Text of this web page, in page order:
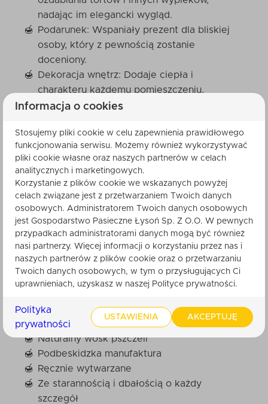
nadając im elegancki wygląd.
Podarunek: Wspaniały prezent dla bliskiej
osoby, który z pewnością zostanie
doceniony.
Dekoracja wnętrz: Dodaje ciepła i
charakteru każdemu pomieszczeniu,
tworząc przytulną atmosferę.
Dlaczego warto wybrać naszą
świecę?
Jeśli cenisz naturalne produkty i ręczną pracę,
świeca Margaretka jest dla Ciebie. Wyjątkowy
wygląd i staranne wykonanie sprawiają, że jest to
produkt, który doceni każdy, kto chce mieć coś
wyjątkowego w swoim domu.
To jest klucz dobrej jakości:
Naturalny wosk pszczeli
Podbeskidzka manufaktura
Ręcznie wytwarzane
Ze starannością i dbałością o każdy
szczegół
Informacja o cookies
Stosujemy pliki cookie w celu zapewnienia prawidłowego
funkcjonowania serwisu. Możemy również wykorzystywać
pliki cookie własne oraz naszych partnerów w celach
analitycznych i marketingowych.
Korzystanie z plików cookie we wskazanych powyżej
celach związane jest z przetwarzaniem Twoich danych
osobowych. Administratorem Twoich danych osobowych
jest Gospodarstwo Pasieczne Łysoń Sp. Z O.O. W pewnych
przypadkach administratorami danych mogą być również
nasi partnerzy. Więcej informacji o korzystaniu przez nas i
naszych partnerów z plików cookie oraz o przetwarzaniu
Twoich danych osobowych, w tym o przysługujących Ci
uprawnieniach, uzyskasz w naszej Polityce prywatności.
Polityka
prywatności
USTAWIENIA AKCEPTUJĘ